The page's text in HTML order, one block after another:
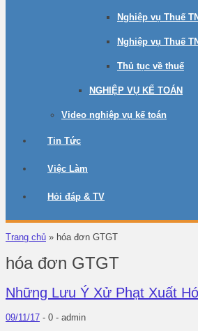
Nghiệp vụ Thuế
Nghiệp vụ Thuế
Thủ tục về thuế
NGHIỆP VỤ KẾ TOÁN
Video nghiệp vụ kế toán
Tin Tức
Việc Làm
Hỏi đáp & TV
Trang chủ » hóa đơn GTGT
hóa đơn GTGT
Những Lưu Ý Xử Phạt Xuất
09/11/17 - 0 - admin